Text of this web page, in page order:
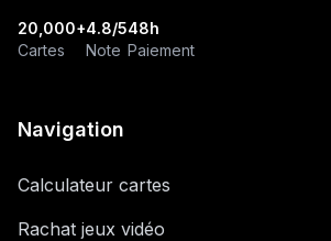
20,000+
Cartes
4.8/5
Note
48h
Paiement
Navigation
Calculateur cartes
Rachat jeux vidéo